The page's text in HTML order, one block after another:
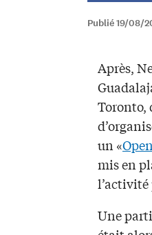
Publié 19/08/
Après,
Toronto,
un «
mis en
Une